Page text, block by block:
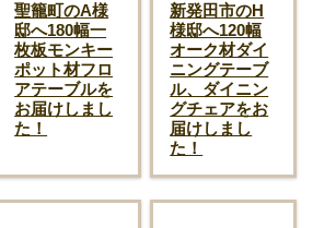
聖籠町のA様
邸へ180幅一
枚板モンキー
ポット材フロ
アテーブルを
お届けしまし
た！
新発田市のH
様邸へ120幅
オーク材ダイ
ニングテーブ
ル、ダイニン
グチェアをお
届けしまし
た！